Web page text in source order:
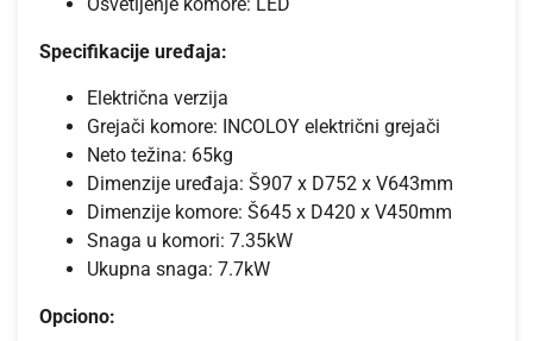
Specifikacije uređaja:
Električna verzija
Grejači komore: INCOLOY električni grejači
Neto težina: 65kg
Dimenzije uređaja: Š907 x D752 x V643mm
Dimenzije komore: Š645 x D420 x V450mm
Snaga u komori: 7.35kW
Ukupna snaga: 7.7kW
Opciono: